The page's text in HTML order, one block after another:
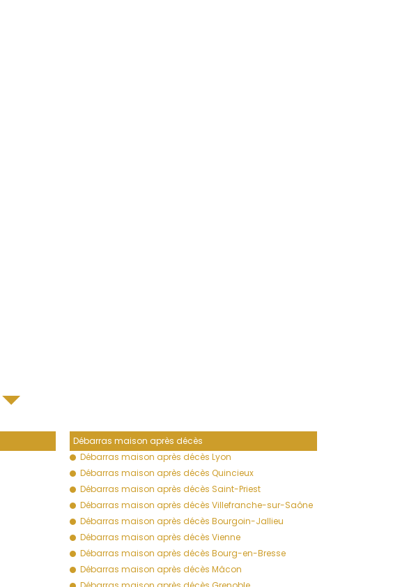
Débarras maison après décès
Débarras maison après décès Lyon
Débarras maison après décès Quincieux
Débarras maison après décès Saint-Priest
Débarras maison après décès Villefranche-sur-Saône
Débarras maison après décès Bourgoin-Jallieu
Débarras maison après décès Vienne
Débarras maison après décès Bourg-en-Bresse
Débarras maison après décès Mâcon